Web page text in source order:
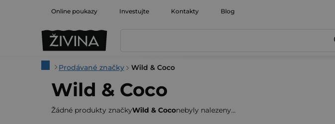
Online poukazy Investujte Kontakty Blog
DomůProdávané značky Wild & Coco
Wild & Coco
Žádné produkty značkyWild & Coconebyly nalezeny...